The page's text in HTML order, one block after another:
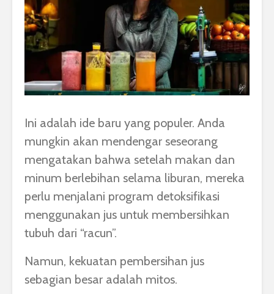
Ini adalah ide baru yang populer. Anda
mungkin akan mendengar seseorang
mengatakan bahwa setelah makan dan
minum berlebihan selama liburan, mereka
perlu menjalani program detoksifikasi
menggunakan jus untuk membersihkan
tubuh dari “racun”.
Namun, kekuatan pembersihan jus
sebagian besar adalah mitos.